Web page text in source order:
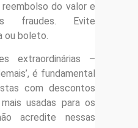
do valor e
fraudes. Evite
ou boleto.
extraordinárias –
é fundamental
com descontos
usadas para os
acredite nessas